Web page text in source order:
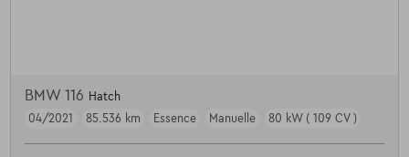
BMW 116 Hatch
04/2021
85.536 km Essence Manuelle 80 kW ( 109 CV )